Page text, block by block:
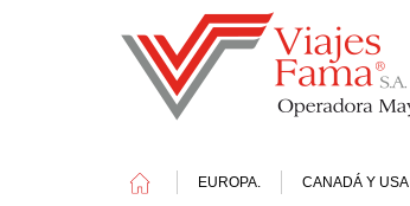
EUROPA. CANADÁ Y USA